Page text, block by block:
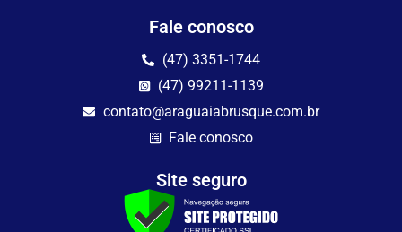
Fale conosco
(47) 3351-1744
(47) 99211-1139
contato@araguaiabrusque.com.br
Fale conosco
Site seguro